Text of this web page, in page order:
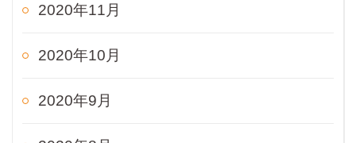
2020年11月
2020年10月
2020年9月